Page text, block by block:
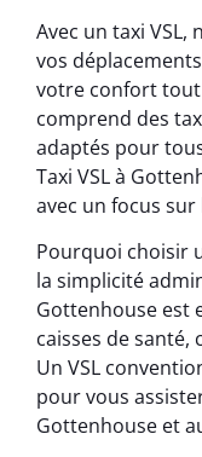
Avec un taxi
vos
votre confort
comprend des
adaptés pour
Taxi VSL à
avec un focus
Pourquoi choisir
la simplicité
Gottenhouse est
caisses de santé,
Un VSL
pour vous
Gottenhouse et